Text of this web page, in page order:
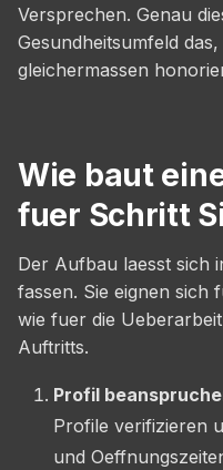
Versprechen. Genau
Gesundheitsumfeld
gleichermassen
Wie baut
fuer Schritt
Der Aufbau laesst sich
fassen. Sie eignen sich
wie fuer die
Auftritts.
Profil
Profile verifizieren
und